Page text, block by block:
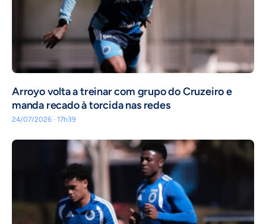
Arroyo volta a treinar com grupo do Cruzeiro e
manda recado à torcida nas redes
24/07/2026 · 17h39